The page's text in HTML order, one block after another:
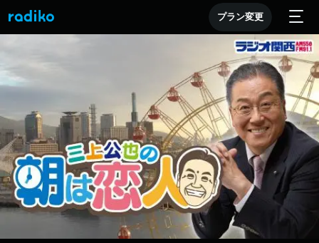
プラン変更